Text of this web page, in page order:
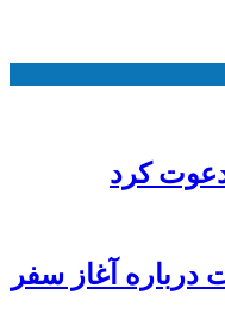
درباره آغاز سفر